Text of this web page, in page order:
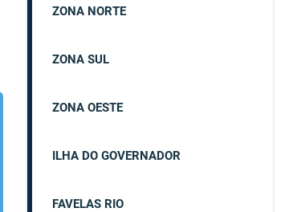
ZONA NORTE
ZONA SUL
ZONA OESTE
ILHA DO GOVERNADOR
FAVELAS RIO